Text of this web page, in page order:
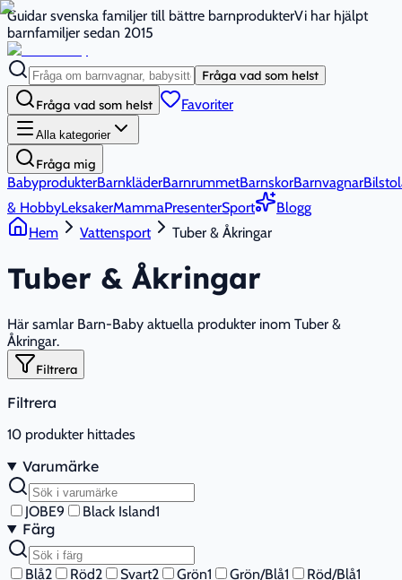
Guidar svenska familjer till bättre barnprodukterVi har hjälpt
barnfamiljer sedan 2015
Fråga vad som helst
Fråga vad som helst Favoriter
Alla kategorier
Fråga mig
BabyprodukterBarnkläderBarnrummetBarnskorBarnvagnar
& HobbyLeksakerMammaPresenterSport
Blogg
Hem
Vattensport Tuber & Åkringar
Tuber & Åkringar
Här samlar Barn-Baby aktuella produkter inom Tuber &
Åkringar.
Filtrera
Filtrera
10 produkter hittades
Varumärke
JOBE9 Black Island1
Färg
Blå2 Röd2 Svart2 Grön1 Grön/Blå1 Röd/Blå1